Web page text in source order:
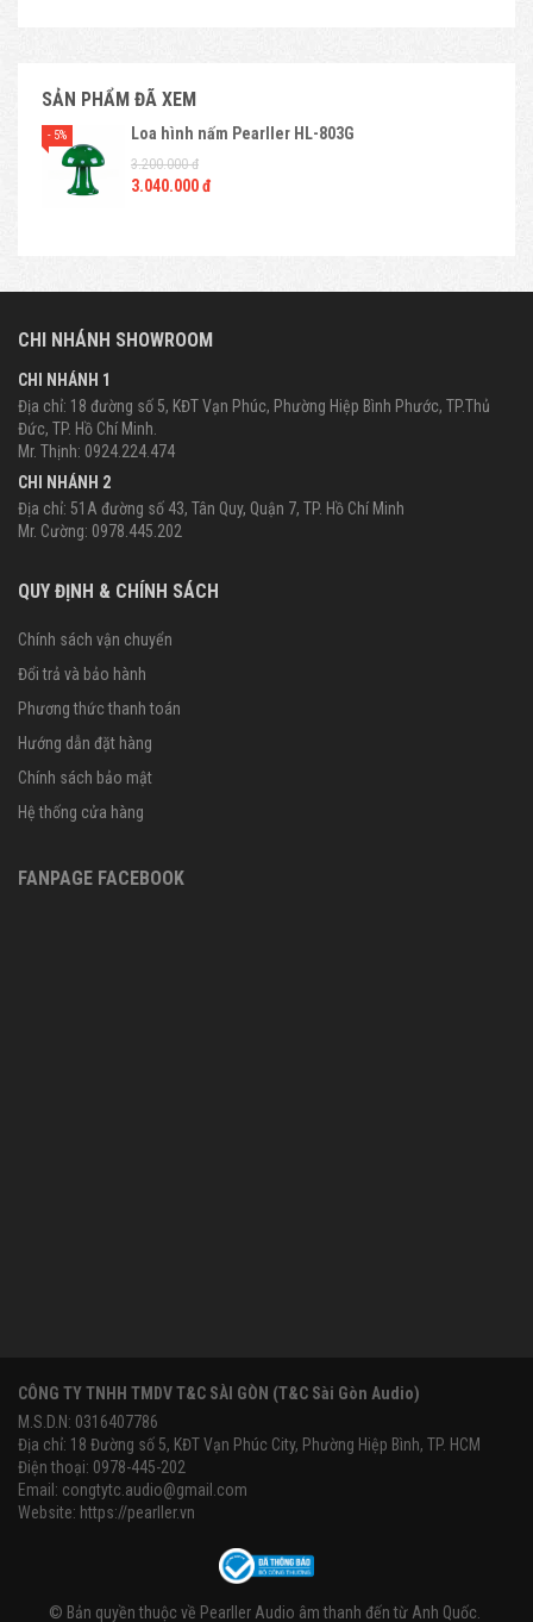
SẢN PHẨM ĐÃ XEM
Loa hình nấm Pearller HL-803G
3.200.000 đ
3.040.000 đ
- 5%
CHI NHÁNH SHOWROOM
CHI NHÁNH 1
Địa chỉ: 18 đường số 5, KĐT Vạn Phúc, Phường Hiệp Bình Phước, TP.Thủ
Đức, TP. Hồ Chí Minh.
Mr. Thịnh: 0924.224.474
CHI NHÁNH 2
Địa chỉ: 51A đường số 43, Tân Quy, Quận 7, TP. Hồ Chí Minh
Mr. Cường: 0978.445.202
QUY ĐỊNH & CHÍNH SÁCH
Chính sách vận chuyển
Đổi trả và bảo hành
Phương thức thanh toán
Hướng dẫn đặt hàng
Chính sách bảo mật
Hệ thống cửa hàng
FANPAGE FACEBOOK
CÔNG TY TNHH TMDV T&C SÀI GÒN (T&C Sài Gòn Audio)
M.S.D.N: 0316407786
Địa chỉ: 18 Đường số 5, KĐT Vạn Phúc City, Phường Hiệp Bình, TP. HCM
Điện thoại: 0978-445-202
Email: congtytc.audio@gmail.com
Website: https://pearller.vn
© Bản quyền thuộc về Pearller Audio âm thanh đến từ Anh Quốc